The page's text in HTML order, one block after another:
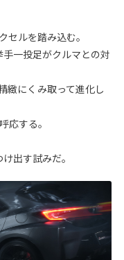
セルを踏み込む。
一投足がクルマとの対
緻にくみ取って進化し
応する。
出す試みだ。